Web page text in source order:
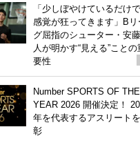
「少しぼやけているだけ
感覚が狂ってきます」Bリ
グ屈指のシューター・安
人が明かす“見える”ことの
要性
Number SPORTS OF THE
YEAR 2026 開催決定！
年を代表するアスリート
彰